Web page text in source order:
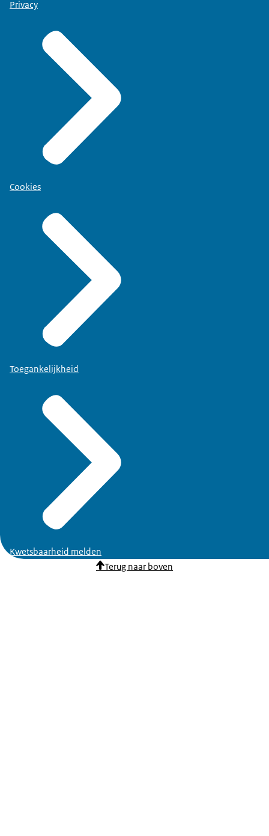
Privacy
Cookies
Toegankelijkheid
Kwetsbaarheid melden
Terug naar boven